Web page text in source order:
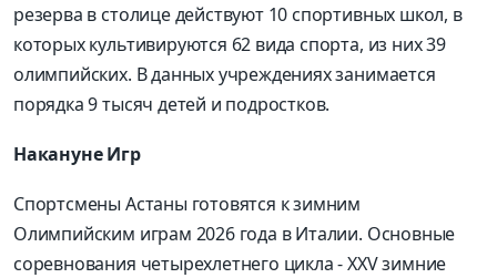
резерва в столице действуют 10 спортивных школ, в
которых культивируются 62 вида спорта, из них 39
олимпийских. В данных учреждениях занимается
порядка 9 тысяч детей и подростков.
Накануне Игр
Спортсмены Астаны готовятся к зимним
Олимпийским играм 2026 года в Италии. Основные
соревнования четырехлетнего цикла - XXV зимние